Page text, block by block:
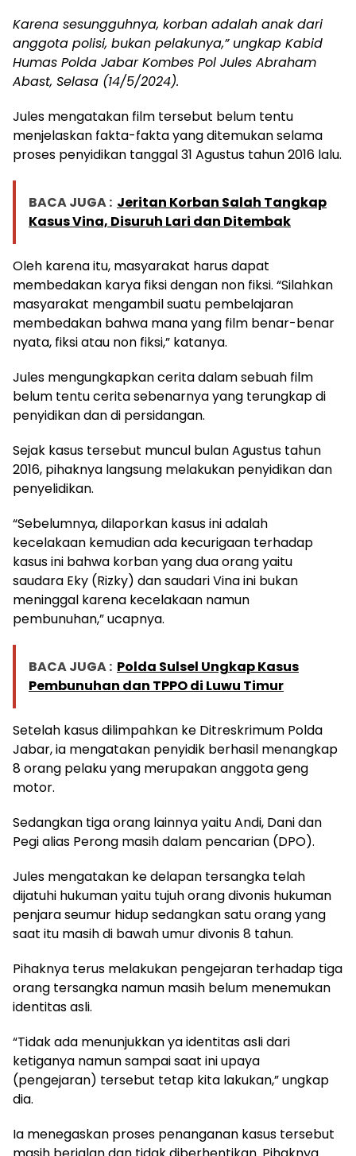
Karena sesungguhnya, korban adalah anak dari
anggota polisi, bukan pelakunya,” ungkap Kabid
Humas Polda Jabar Kombes Pol Jules Abraham
Abast, Selasa (14/5/2024).
Jules mengatakan film tersebut belum tentu
menjelaskan fakta-fakta yang ditemukan selama
proses penyidikan tanggal 31 Agustus tahun 2016 lalu.
BACA JUGA : Jeritan Korban Salah Tangkap
Kasus Vina, Disuruh Lari dan Ditembak
Oleh karena itu, masyarakat harus dapat
membedakan karya fiksi dengan non fiksi. “Silahkan
masyarakat mengambil suatu pembelajaran
membedakan bahwa mana yang film benar-benar
nyata, fiksi atau non fiksi,” katanya.
Jules mengungkapkan cerita dalam sebuah film
belum tentu cerita sebenarnya yang terungkap di
penyidikan dan di persidangan.
Sejak kasus tersebut muncul bulan Agustus tahun
2016, pihaknya langsung melakukan penyidikan dan
penyelidikan.
“Sebelumnya, dilaporkan kasus ini adalah
kecelakaan kemudian ada kecurigaan terhadap
kasus ini bahwa korban yang dua orang yaitu
saudara Eky (Rizky) dan saudari Vina ini bukan
meninggal karena kecelakaan namun
pembunuhan,” ucapnya.
BACA JUGA : Polda Sulsel Ungkap Kasus
Pembunuhan dan TPPO di Luwu Timur
Setelah kasus dilimpahkan ke Ditreskrimum Polda
Jabar, ia mengatakan penyidik berhasil menangkap
8 orang pelaku yang merupakan anggota geng
motor.
Sedangkan tiga orang lainnya yaitu Andi, Dani dan
Pegi alias Perong masih dalam pencarian (DPO).
Jules mengatakan ke delapan tersangka telah
dijatuhi hukuman yaitu tujuh orang divonis hukuman
penjara seumur hidup sedangkan satu orang yang
saat itu masih di bawah umur divonis 8 tahun.
Pihaknya terus melakukan pengejaran terhadap tiga
orang tersangka namun masih belum menemukan
identitas asli.
“Tidak ada menunjukkan ya identitas asli dari
ketiganya namun sampai saat ini upaya
(pengejaran) tersebut tetap kita lakukan,” ungkap
dia.
Ia menegaskan proses penanganan kasus tersebut